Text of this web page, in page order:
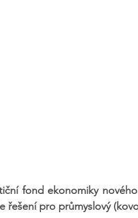
fond ekonomiky
řešení pro průmyslový